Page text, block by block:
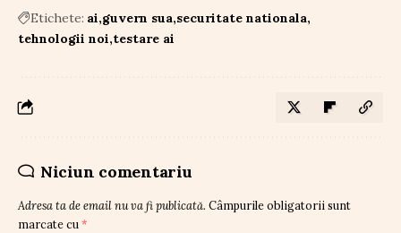
Etichete: ai guvern sua securitate nationala
tehnologii noi testare ai
Niciun comentariu
Adresa ta de email nu va fi publicată. Câmpurile obligatorii sunt
marcate cu *